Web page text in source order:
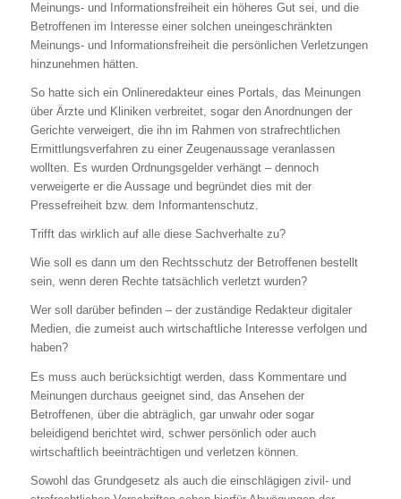
Meinungs- und Informationsfreiheit ein höheres Gut sei, und die
Betroffenen im Interesse einer solchen uneingeschränkten
Meinungs- und Informationsfreiheit die persönlichen Verletzungen
hinzunehmen hätten.
So hatte sich ein Onlineredakteur eines Portals, das Meinungen
über Ärzte und Kliniken verbreitet, sogar den Anordnungen der
Gerichte verweigert, die ihn im Rahmen von strafrechtlichen
Ermittlungsverfahren zu einer Zeugenaussage veranlassen
wollten. Es wurden Ordnungsgelder verhängt – dennoch
verweigerte er die Aussage und begründet dies mit der
Pressefreiheit bzw. dem Informantenschutz.
Trifft das wirklich auf alle diese Sachverhalte zu?
Wie soll es dann um den Rechtsschutz der Betroffenen bestellt
sein, wenn deren Rechte tatsächlich verletzt wurden?
Wer soll darüber befinden – der zuständige Redakteur digitaler
Medien, die zumeist auch wirtschaftliche Interesse verfolgen und
haben?
Es muss auch berücksichtigt werden, dass Kommentare und
Meinungen durchaus geeignet sind, das Ansehen der
Betroffenen, über die abträglich, gar unwahr oder sogar
beleidigend berichtet wird, schwer persönlich oder auch
wirtschaftlich beeinträchtigen und verletzen können.
Sowohl das Grundgesetz als auch die einschlägigen zivil- und